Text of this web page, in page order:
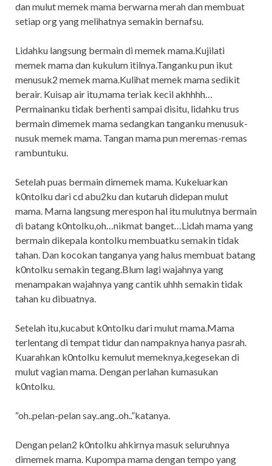
dan mulut memek mama berwarna merah dan membuat
setiap org yang melihatnya semakin bernafsu.
Lidahku langsung bermain di memek mama.Kujilati
memek mama dan kukulum itilnya.Tanganku pun ikut
menusuk2 memek mama.Kulihat memek mama sedikit
berair. Kuisap air itu,mama teriak kecil akhhhh…
Permainanku tidak berhenti sampai disitu, lidahku trus
bermain dimemek mama sedangkan tanganku menusuk-
nusuk memek mama. Tangan mama pun meremas-remas
rambuntuku.
Setelah puas bermain dimemek mama. Kukeluarkan
k0ntolku dari cd abu2ku dan kutaruh didepan mulut
mama. Mama langsung merespon hal itu mulutnya bermain
di batang k0ntolku,oh…nikmat banget…Lidah mama yang
bermain dikepala kontolku membuatku semakin tidak
tahan. Dan kocokan tanganya yang halus membuat batang
k0ntolku semakin tegang.Blum lagi wajahnya yang
menampakan wajahnya yang cantik uhhh semakin tidak
tahan ku dibuatnya.
Setelah itu,kucabut k0ntolku dari mulut mama.Mama
terlentang di tempat tidur dan nampaknya hanya pasrah.
Kuarahkan k0ntolku kemulut memeknya,kegesekan di
mulut vagian mama. Dengan perlahan kumasukan
k0ntolku.
“oh..pelan-pelan say..ang..oh..”katanya.
Dengan pelan2 k0ntolku ahkirnya masuk seluruhnya
dimemek mama. Kupompa mama dengan tempo yang